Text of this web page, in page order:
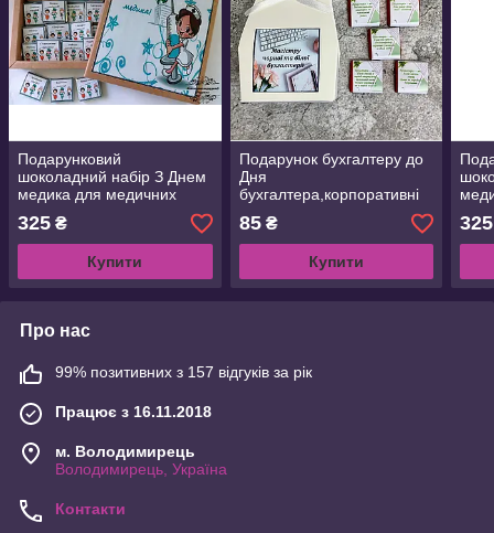
Подарунковий
шоколадний набір З Днем
медика для медичних
працівників, корпоративні
подарунки
медпрацівникам
325 ₴
Купити
Подарунок бухгалтеру до
Дня
бухгалтера,корпоративні
подарунки Подарунковий
набір шоколадний міні для
бухгалтера
85₴
Купити
325
Про нас
99% позитивних з 157 відгуків за рік
Працює з 16.11.2018
м. Володимирець
Володимирець, Україна
Контакти